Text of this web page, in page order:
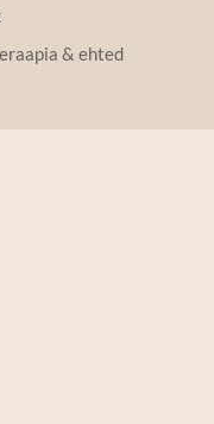
& ehted